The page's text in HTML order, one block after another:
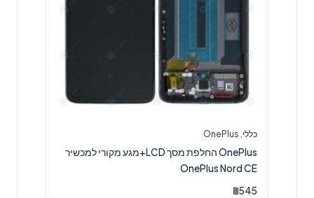
כללי OnePlus
OnePlus החלפת מסך LCD+מגע מקורי למכשיר
OnePlus Nord CE
₪545